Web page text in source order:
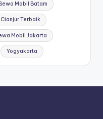
Sewa Mobil Batam
Terbaik
Mobil Jakarta
Yogyakarta